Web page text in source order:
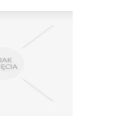
MIESZKANIA